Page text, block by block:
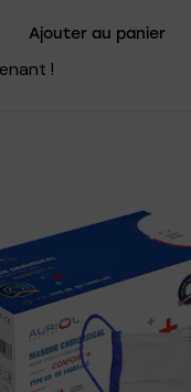
Ajouter au panier
!